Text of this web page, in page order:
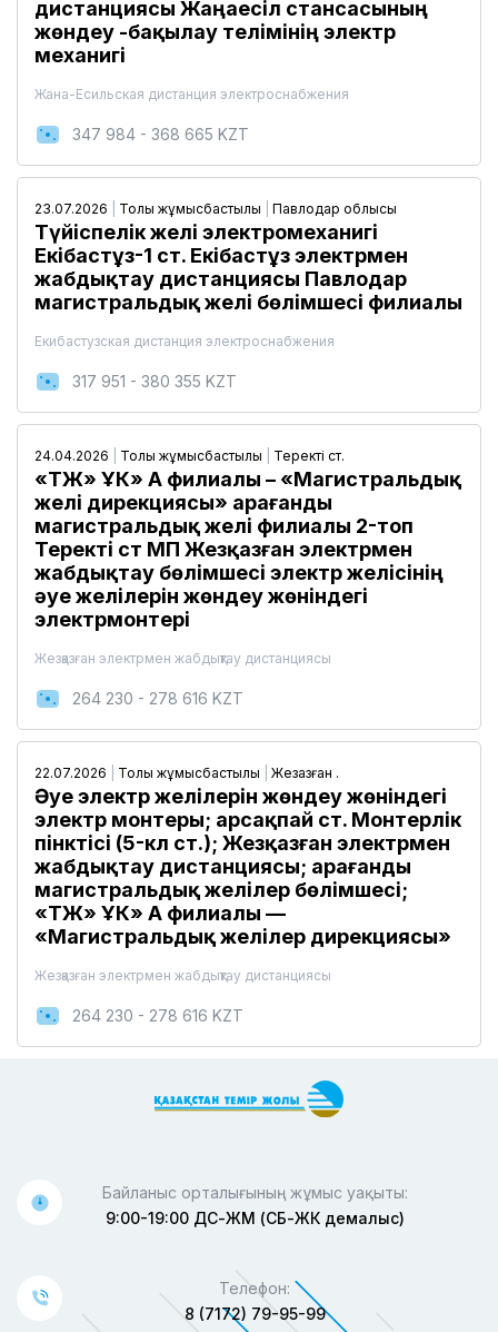
дистанциясы Жаңаесіл стансасының
жөндеу -бақылау телімінің электр
механигі
Жана-Есильская дистанция электроснабжения
347 984 - 368 665 KZT
23.07.2026 Толық жұмысбастылық Павлодар облысы
Түйіспелік желі электромеханигі
Екібастұз-1 ст. Екібастұз электрмен
жабдықтау дистанциясы Павлодар
магистральдық желі бөлімшесі филиалы
Екибастузская дистанция электроснабжения
317 951 - 380 355 KZT
24.04.2026 Толық жұмысбастылық Теректі ст.
«ҚТЖ» ҰК» АҚ филиалы – «Магистральдық
желі дирекциясы» Қарағанды ​​
магистральдық желі филиалы 2-топ
Теректі ст МП Жезқазған электрмен
жабдықтау бөлімшесі электр желісінің
әуе желілерін жөндеу жөніндегі
электрмонтері
Жезқазған электрмен жабдықтау дистанциясы
264 230 - 278 616 KZT
22.07.2026 Толық жұмысбастылық Жезқазған қ.
Әуе электр желілерін жөндеу жөніндегі
электр монтеры; Қарсақпай ст. Монтерлік
пінктісі (5-кл ст.); Жезқазған электрмен
жабдықтау дистанциясы; Қарағанды ​​
магистральдық желілер бөлімшесі;
«ҚТЖ» ҰК» АҚ филиалы —
«Магистральдық желілер дирекциясы»
Жезқазған электрмен жабдықтау дистанциясы
264 230 - 278 616 KZT
Байланыс орталығының жұмыс уақыты:
9:00-19:00 ДС-ЖМ (СБ-ЖК демалыс)
Телефон:
8 (7172) 79-95-99